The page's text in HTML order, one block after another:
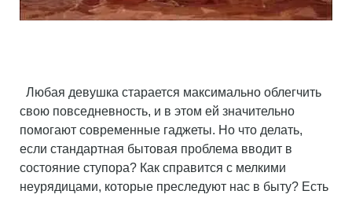
Любая девушка старается максимально облегчить
свою повседневность, и в этом ей значительно
помогают современные гаджеты. Но что делать,
если стандартная бытовая проблема вводит в
состояние ступора? Как справится с мелкими
неурядицами, которые преследуют нас в быту? Есть